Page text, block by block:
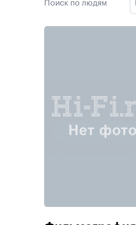
Поиск по людям